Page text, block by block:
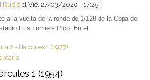
Rubio el Vie, 27/03/2020 - 17:25
a la vuelta de la ronda de 1/128 de la Copa del
Luis Lumiers Picó. En el
2 - Hércules 1 (1977)
1 (1954)